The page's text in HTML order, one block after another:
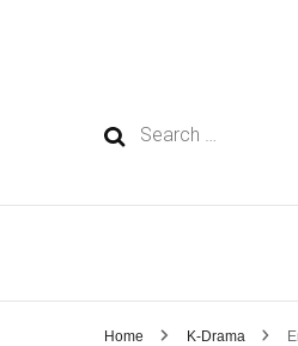
Search
Home K-Drama